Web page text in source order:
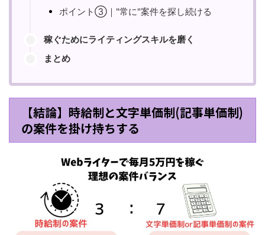
ポイント③｜"常に"案件を探し続ける
稼ぐためにライティングスキルを磨く
まとめ
【結論】時給制と文字単価制(記事単価制)
の案件を掛け持ちする